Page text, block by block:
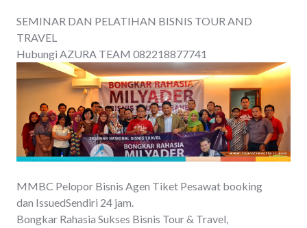
SEMINAR DAN PELATIHAN BISNIS TOUR AND
TRAVEL
Hubungi AZURA TEAM 082218877741
MMBC Pelopor Bisnis Agen Tiket Pesawat booking
dan IssuedSendiri 24 jam.
Bongkar Rahasia Sukses Bisnis Tour & Travel,